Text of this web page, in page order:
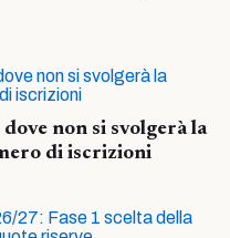
non si svolgerà la
di iscrizioni